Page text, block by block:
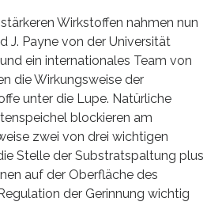
Wirkstoffen nahmen nun
J. Payne von der Universität
ein internationales Team von
die Wirkungsweise der
unter die Lupe. Natürliche
blockieren am
zwei von drei wichtigen
Stelle der Substratspaltung plus
auf der Oberfläche des
der Gerinnung wichtig